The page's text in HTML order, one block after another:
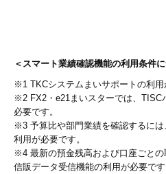
＜スマート業績確認機能の利用条件
※1 TKCシステムまいサポートの利用
※2 FX2・e21まいスターでは、TISC
必要です。
※3 予算比や部門業績を確認するに
利用が必要です。
※4 最新の預金残高および口座ごと
信販データ受信機能の利用が必要です